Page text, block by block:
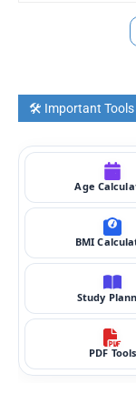
🛠️ Important Tools
Age
BMI
Study
PDF Tools